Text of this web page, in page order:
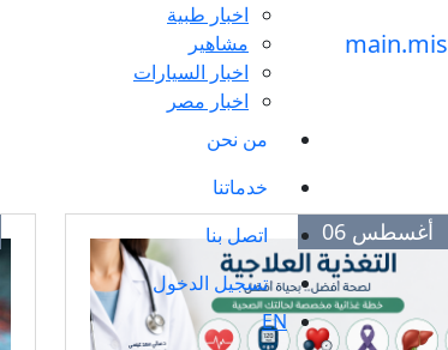
اخبار طبية
مشاهير
اخبار السيارات
اخبار مصر
من نحن
خدماتنا
اتصل بنا
تسجيل الدخول
EN
أغسطس 06